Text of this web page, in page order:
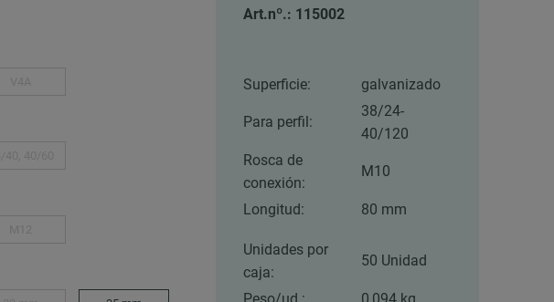
Art.nº.: 115002
Superficie: galvanizado
Para perfil:
38/24-
40/120
Rosca de
conexión:
M10
Longitud: 80 mm
Unidades por
caja:
50 Unidad